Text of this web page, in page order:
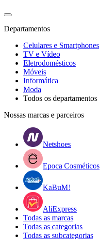
Departamentos
Celulares e Smartphones
TV e Vídeo
Eletrodomésticos
Móveis
Informática
Moda
Todos os departamentos
Nossas marcas e parceiros
Netshoes
Epoca Cosméticos
KaBuM!
AliExpress
Todas as marcas
Todas as categorias
Todas as subcategorias